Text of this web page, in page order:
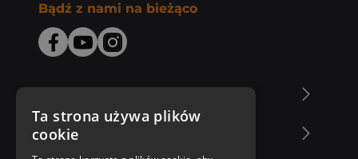
Bądź z nami na bieżąco
Zakupy u nas
Ta strona używa plików
cookie